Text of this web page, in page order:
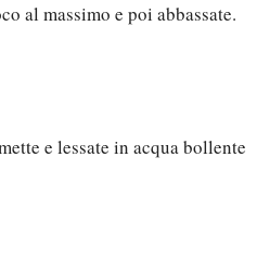
al massimo e poi abbassate.
e lessate in acqua bollente